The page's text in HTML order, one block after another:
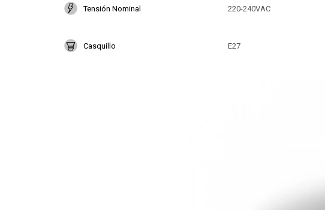
Tensión Nominal 220-240VAC
Casquillo E27